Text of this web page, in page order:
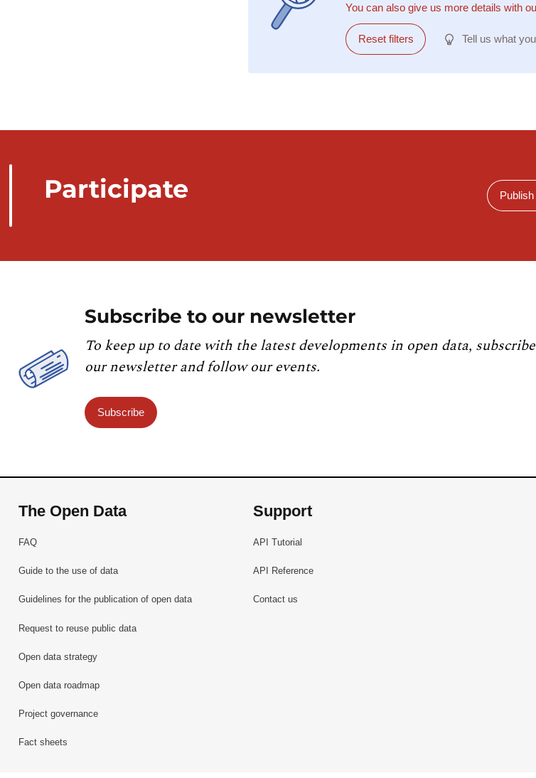
You can also give us more details with
Reset filters Tell us what
Participate
Subscribe to our newsletter
To keep up to date with the latest developments in open data,
our newsletter and follow our events.
Subscribe
The Open Data
FAQ
Guide to the use of data
Guidelines for the publication of open data
Request to reuse public data
Open data strategy
Open data roadmap
Project governance
Fact sheets
Support
API Tutorial
API Reference
Contact us